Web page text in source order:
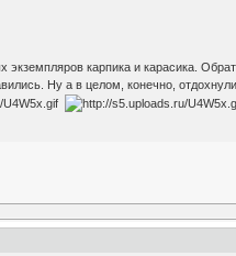
карпика и карасика.
Ну а в целом, конечно,